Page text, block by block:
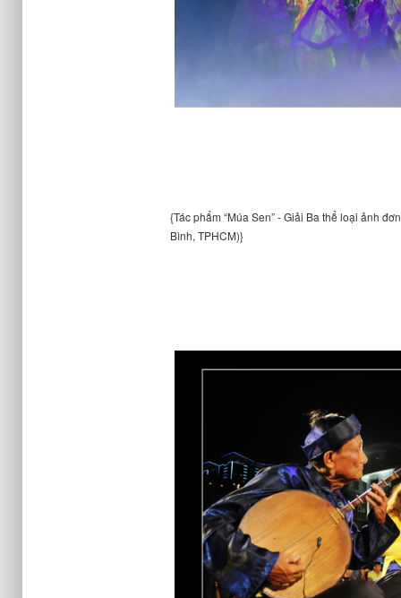
{Tác phẩm “Múa Sen” - Giải Ba thể loại ảnh
Bình, TPHCM)}